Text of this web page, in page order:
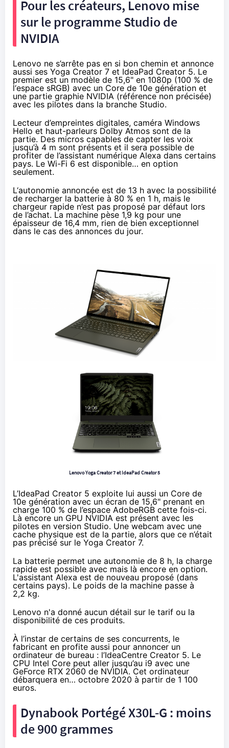
Pour les créateurs, Lenovo mise
sur le programme Studio de
NVIDIA
Lenovo ne s’arrête pas en si bon chemin et annonce
aussi ses Yoga Creator 7 et IdeaPad Creator 5. Le
premier est un modèle de 15,6" en 1080p (100 % de
l‘espace sRGB) avec un Core de 10e génération et
une partie graphie NVIDIA (référence non précisée)
avec les pilotes dans la branche Studio.
Lecteur d’empreintes digitales, caméra Windows
Hello et haut-parleurs Dolby Atmos sont de la
partie. Des micros capables de capter les voix
jusqu’à 4 m sont présents et il sera possible de
profiter de l’assistant numérique Alexa dans certains
pays. Le Wi-Fi 6 est disponible… en option
seulement.
L‘autonomie annoncée est de 13 h avec la possibilité
de recharger la batterie à 80 % en 1 h, mais le
chargeur rapide n’est pas proposé par défaut lors
de l’achat. La machine pèse 1,9 kg pour une
épaisseur de 16,4 mm, rien de bien exceptionnel
dans le cas des annonces du jour.
Lenovo Yoga Creator 7 et IdeaPad Creator 5
L’IdeaPad Creator 5 exploite lui aussi un Core de
10e génération avec un écran de 15,6" prenant en
charge 100 % de l’espace AdobeRGB cette fois-ci.
Là encore un GPU NVIDIA est présent avec les
pilotes en version Studio. Une webcam avec une
cache physique est de la partie, alors que ce n’était
pas précisé sur le Yoga Creator 7.
La batterie permet une autonomie de 8 h, la charge
rapide est possible avec mais là encore en option.
L'assistant Alexa est de nouveau proposé (dans
certains pays). Le poids de la machine passe à
2,2 kg.
Lenovo n'a donné aucun détail sur le tarif ou la
disponibilité de ces produits.
À l’instar de certains de ses concurrents, le
fabricant en profite aussi pour annoncer un
ordinateur de bureau : l’IdeaCentre Creator 5. Le
CPU Intel Core peut aller jusqu’au i9 avec une
GeForce RTX 2060 de NVIDIA. Cet ordinateur
débarquera en… octobre 2020 à partir de 1 100
euros.
Dynabook Portégé X30L-G : moins
de 900 grammes